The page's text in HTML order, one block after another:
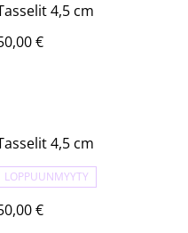
4,5 cm
€
4,5 cm
LOPPUUNMYYTY
€